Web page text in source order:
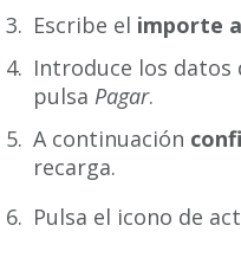
Escribe el importe
Introduce los datos
pulsa Pagar.
A continuación
recarga.
Pulsa el icono de